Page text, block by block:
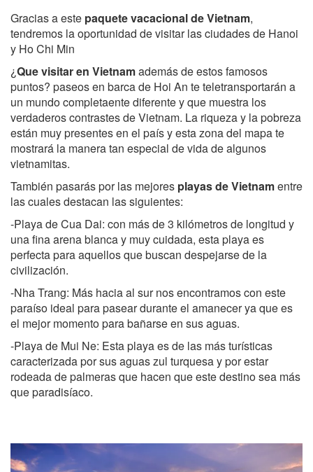
Gracias a este paquete vacacional de Vietnam,
tendremos la oportunidad de visitar las ciudades de Hanoi
y Ho Chi Min
¿Que visitar en Vietnamademás de estos famosos
puntos? paseos en barca de Hoi An te teletransportarán a
un mundo completaente diferente y que muestra los
verdaderos contrastes de Vietnam. La riqueza y la pobreza
están muy presentes en el país y esta zona del mapa te
mostrará la manera tan especial de vida de algunos
vietnamitas.
También pasarás por las mejores playas de Vietnamentre
las cuales destacan las siguientes:
-Playa de Cua Dai: con más de 3 kilómetros de longitud y
una fina arena blanca y muy cuidada, esta playa es
perfecta para aquellos que buscan despejarse de la
civilización.
-Nha Trang: Más hacia al sur nos encontramos con este
paraíso ideal para pasear durante el amanecer ya que es
el mejor momento para bañarse en sus aguas.
-Playa de Mui Ne: Esta playa es de las más turísticas
caracterizada por sus aguas zul turquesa y por estar
rodeada de palmeras que hacen que este destino sea más
que paradisíaco.